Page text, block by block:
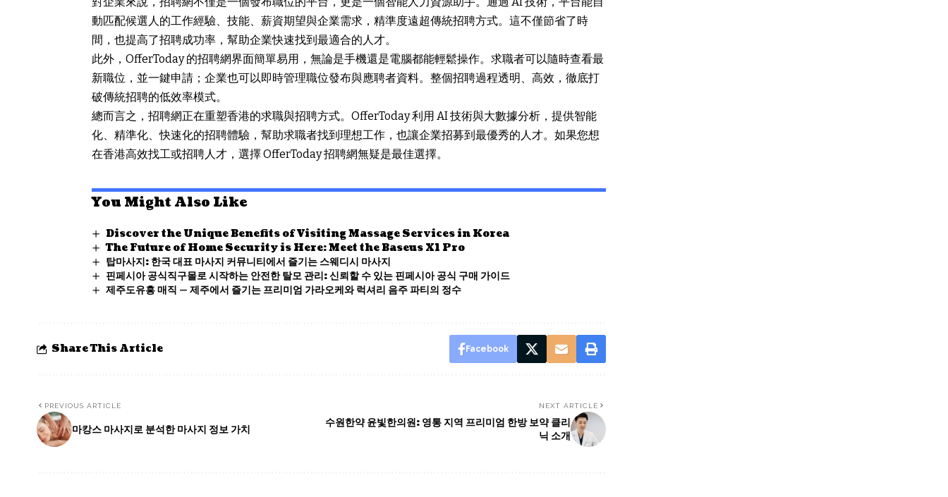
動匹配候選人的工作經驗、技能、薪資期望與企業需求，精準度遠超傳統招聘方式。這不僅節省了時
間，也提高了招聘成功率，幫助企業快速找到最適合的人才。
此外，OfferToday 的招聘網界面簡單易用，無論是手機還是電腦都能輕鬆操作。求職者可以隨時查看最
新職位，並一鍵申請；企業也可以即時管理職位發布與應聘者資料。整個招聘過程透明、高效，徹底打
破傳統招聘的低效率模式。
總而言之，招聘網正在重塑香港的求職與招聘方式。OfferToday 利用 AI 技術與大數據分析，提供智能
化、精準化、快速化的招聘體驗，幫助求職者找到理想工作，也讓企業招募到最優秀的人才。如果您想
在香港高效找工或招聘人才，選擇 OfferToday 招聘網無疑是最佳選擇。
You Might Also Like
Discover the Unique Benefits of Visiting Massage Services in Korea
The Future of Home Security is Here: Meet the Baseus X1 Pro
탑마사지: 한국 대표 마사지 커뮤니티에서 즐기는 스웨디시 마사지
핀페시아 공식직구몰로 시작하는 안전한 탈모 관리: 신뢰할 수 있는 핀페시아 공식 구매 가이드
제주도유흥 매직 — 제주에서 즐기는 프리미엄 가라오케와 럭셔리 음주 파티의 정수
Share This Article Facebook
PREVIOUS ARTICLE
마캉스 마사지로 분석한 마사지 정보 가치
NEXT ARTICLE
수원한약 윤빛한의원: 영통 지역 프리미엄 한방 보약 클리
닉 소개